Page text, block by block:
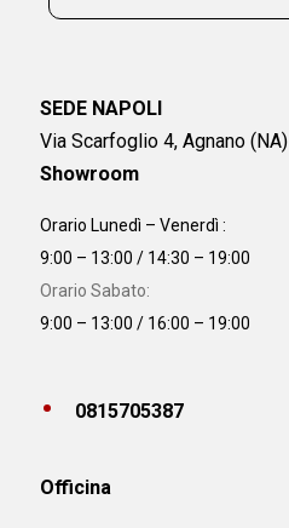
SEDE NAPOLI
Via Scarfoglio 4, Agnano (NA)
Showroom
Orario Lunedì – Venerdì :
9:00 – 13:00 / 14:30 – 19:00
Orario Sabato:
9:00 – 13:00 / 16:00 – 19:00
0815705387
Officina